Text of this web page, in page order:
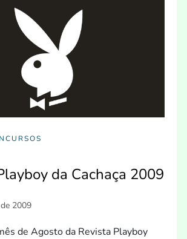
da Cachaça 2009
de Agosto da Revista Playboy